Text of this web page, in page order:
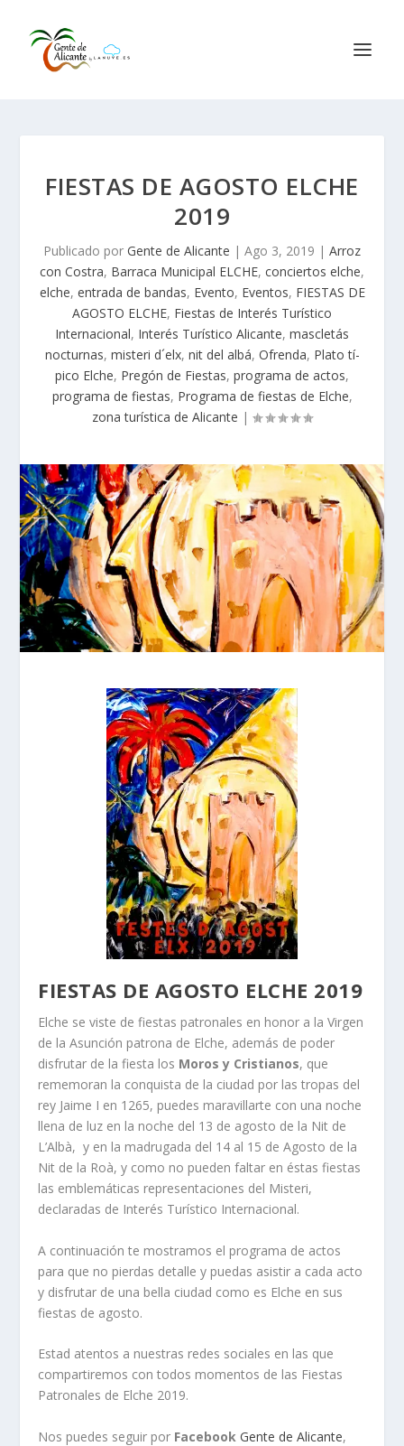
FIESTAS DE AGOSTO ELCHE
2019
Publicado por Gente de Alicante | Ago 3, 2019 | Arroz
con Costra, Barraca Municipal ELCHE, conciertos elche,
elche, entrada de bandas, Evento, Eventos, FIESTAS DE
AGOSTO ELCHE, Fiestas de Interés Turístico
Internacional, Interés Turístico Alicante, mascletás
nocturnas, misteri d´elx, nit del albá, Ofrenda, Plato tí­
pico Elche, Pregón de Fiestas, programa de actos,
programa de fiestas, Programa de fiestas de Elche,
zona turística de Alicante |
FIESTAS DE AGOSTO ELCHE 2019
Elche se viste de fiestas patronales en honor a la Virgen
de la Asunción patrona de Elche, además de poder
disfrutar de la fiesta los Moros y Cristianos, que
rememoran la conquista de la ciudad por las tropas del
rey Jaime I en 1265, puedes maravillarte con una noche
llena de luz en la noche del 13 de agosto de la Nit de
L’Albà, y en la madrugada del 14 al 15 de Agosto de la
Nit de la Roà, y como no pueden faltar en éstas fiestas
las emblemáticas representaciones del Misteri,
declaradas de Interés Turístico Internacional.
A continuación te mostramos el programa de actos
para que no pierdas detalle y puedas asistir a cada acto
y disfrutar de una bella ciudad como es Elche en sus
fiestas de agosto.
Estad atentos a nuestras redes sociales en las que
compartiremos con todos momentos de las Fiestas
Patronales de Elche 2019.
Nos puedes seguir por Facebook Gente de Alicante,